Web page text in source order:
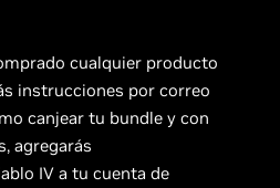
cualquier producto
instrucciones por correo
canjear tu bundle y con
agregarás
IV a tu cuenta de